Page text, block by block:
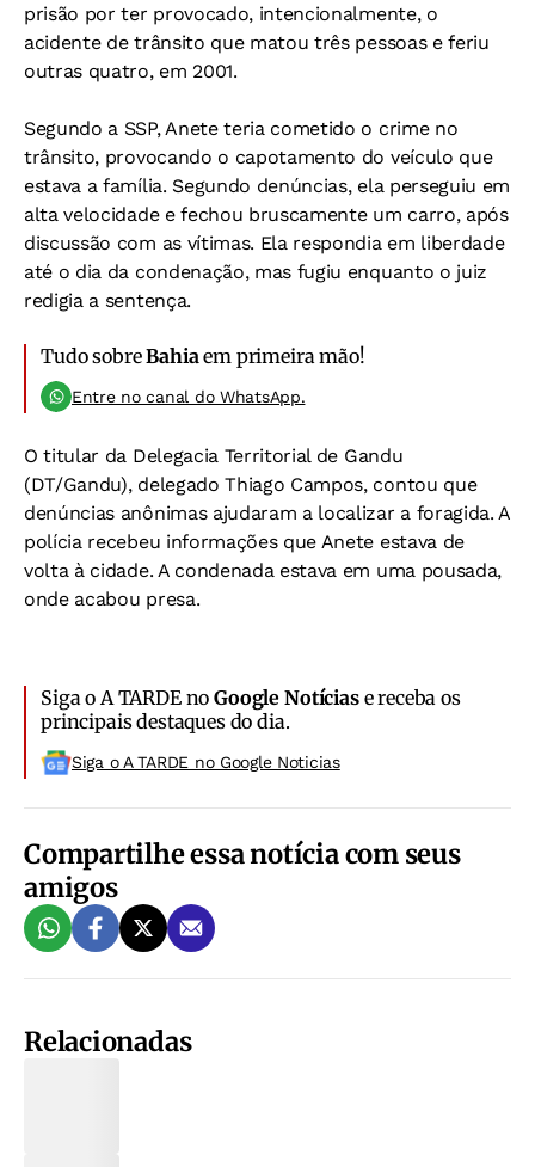
prisão por ter provocado, intencionalmente, o
acidente de trânsito que matou três pessoas e feriu
outras quatro, em 2001.
Segundo a SSP, Anete teria cometido o crime no
trânsito, provocando o capotamento do veículo que
estava a família. Segundo denúncias, ela perseguiu em
alta velocidade e fechou bruscamente um carro, após
discussão com as vítimas. Ela respondia em liberdade
até o dia da condenação, mas fugiu enquanto o juiz
redigia a sentença.
Tudo sobreBahiaem primeira mão!
Entre no canal do WhatsApp.
O titular da Delegacia Territorial de Gandu
(DT/Gandu), delegado Thiago Campos, contou que
denúncias anônimas ajudaram a localizar a foragida. A
polícia recebeu informações que Anete estava de
volta à cidade. A condenada estava em uma pousada,
onde acabou presa.
Siga o A TARDE noGoogle Notíciase receba os
principais destaques do dia.
Siga o A TARDE no Google Noticias
Compartilhe essa notícia com seus
amigos
Relacionadas